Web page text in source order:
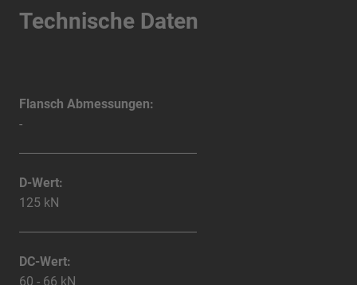
Technische Daten
Flansch Abmessungen:
-
D-Wert:
125 kN
DC-Wert:
60 - 66 kN